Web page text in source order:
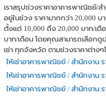
เราสรุปช่วงราคาอาคารพาณิชย์/
อยู่ในช่วง ราคามากกว่า 20,000 บ
ตั้งแต่ 10,000 ถึง 20,000 บาท/เดื
บาท/เดือน โดยคุณสามารถเลือกดู
เช่า ทุกจังหวัด ตามช่วงราคาต่างๆ
ให้เช่าอาคารพาณิชย์ / สำนักงาน ร
ให้เช่าอาคารพาณิชย์ / สำนักงาน ร
ให้เช่าอาคารพาณิชย์ / สำนักงาน ร